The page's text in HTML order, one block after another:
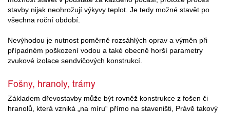
stavby nijak neohrožují výkyvy teplot. Je tedy možné stavět po
všechna roční období.
Nevýhodou je nutnost poměrně rozsáhlých oprav a výměn při
případném poškození vodou a také obecně horší parametry
zvukové izolace sendvičových konstrukcí.
Fošny, hranoly, trámy
Základem dřevostavby může být rovněž konstrukce z fošen či
hranolů, která vzniká „na míru“ přímo na staveništi, Právě takový